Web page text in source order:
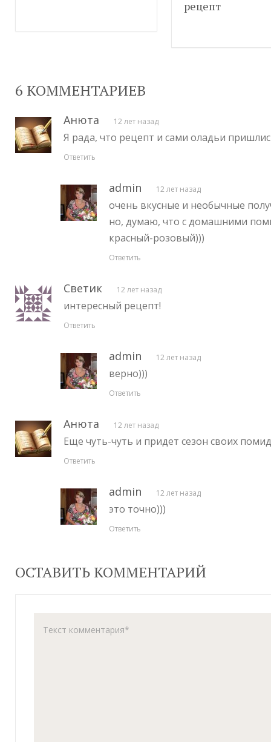
рецепт
6 КОММЕНТАРИЕВ
Анюта 12 лет назад
Я рада, что рецепт и сами оладьи
Ответить
admin 12 лет назад
очень вкусные и необычные
но, думаю, что с домашними
красный-розовый)))
Ответить
Светик 12 лет назад
интересный рецепт!
Ответить
admin 12 лет назад
верно)))
Ответить
Анюта 12 лет назад
Еще чуть-чуть и придет сезон своих
Ответить
admin 12 лет назад
это точно)))
Ответить
ОСТАВИТЬ КОММЕНТАРИЙ